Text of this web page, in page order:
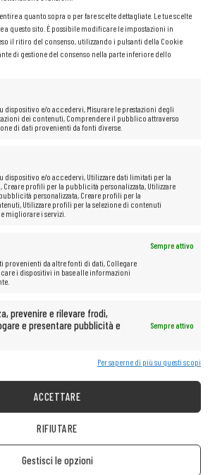
a quanto sopra o per fare scelte dettagliate. Le tue scelte
a questo sito. È possibile modificare le impostazioni in
il ritiro del consenso, utilizzando i pulsanti della Cookie
di gestione del consenso nella parte inferiore dello
dispositivo e/o accedervi, Misurare le prestazioni degli
dei contenuti, Comprendere il pubblico attraverso
di dati provenienti da fonti diverse.
dispositivo e/o accedervi, Utilizzare dati limitati per la
profili per la pubblicità personalizzata, Utilizzare
personalizzata, Creare profili per la
Utilizzare profili per la selezione di contenuti
migliorare i servizi.
Sempre attivo
provenienti da altre fonti di dati, Collegare
i dispositivi in base alle informazioni
prevenire e rilevare frodi,
e presentare pubblicità e
Sempre attivo
Per saperne di più su questi scopi
ACCETTARE
RIFIUTARE
Gestisci le opzioni